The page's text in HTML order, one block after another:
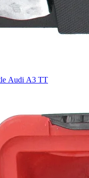
Audi A3 TT